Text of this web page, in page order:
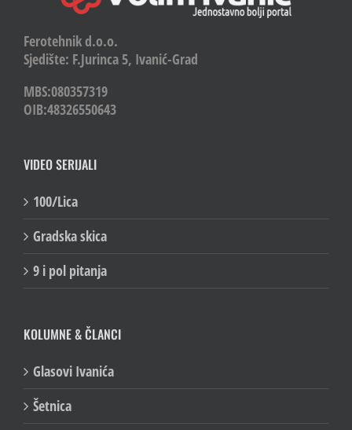
Ferotehnik d.o.o.
Sjedište: F.Jurinca 5, Ivanić-Grad
MBS:080357319
OIB:48326550643
VIDEO SERIJALI
100/Lica
Gradska skica
9 i pol pitanja
KOLUMNE & ČLANCI
Glasovi Ivanića
Šetnica